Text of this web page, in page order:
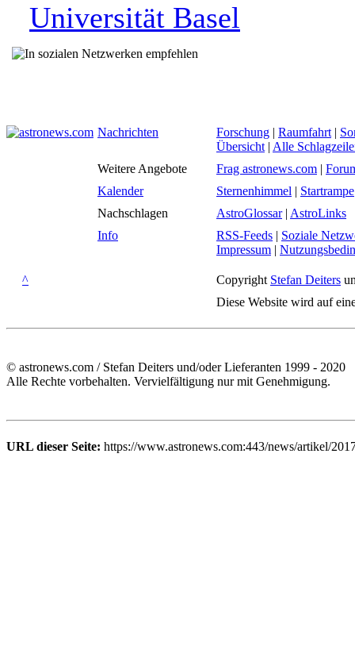
Universität Basel
Nachrichten Forschung | Raumfahrt |
Übersicht | Alle
Weitere Angebote
Frag astronews.com |
Kalender
Sternenhimmel | Startrampe
Nachschlagen
AstroGlossar| AstroLinks
Info
RSS-Feeds | Soziale
Impressum |
^ Copyright Stefan Deiters
Diese Website wird auf
© astronews.com / Stefan Deiters und/oder Lieferanten 1999 - 2020
Alle Rechte vorbehalten. Vervielfältigung nur mit Genehmigung.
URL dieser Seite: https://www.astronews.com:443/news/artikel/